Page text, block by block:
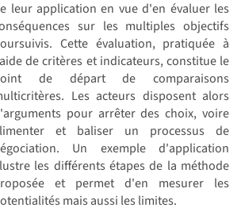
leur application en vue d'en évaluer les
sur les multiples objectifs
Cette évaluation, pratiquée à
de critères et indicateurs, constitue le
de départ de comparaisons
Les acteurs disposent alors
pour arrêter des choix, voire
et baliser un processus de
Un exemple d'application
les différents étapes de la méthode
et permet d'en mesurer les
mais aussi les limites.